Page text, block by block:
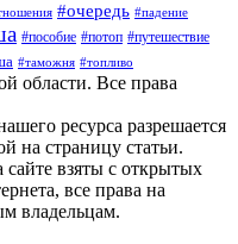
#очередь #падение
#пособие #потоп #путешествие
#таможня #топливо
области. Все права
ресурса разрешается
на страницу статьи.
взяты с открытых
все права на
владельцам.